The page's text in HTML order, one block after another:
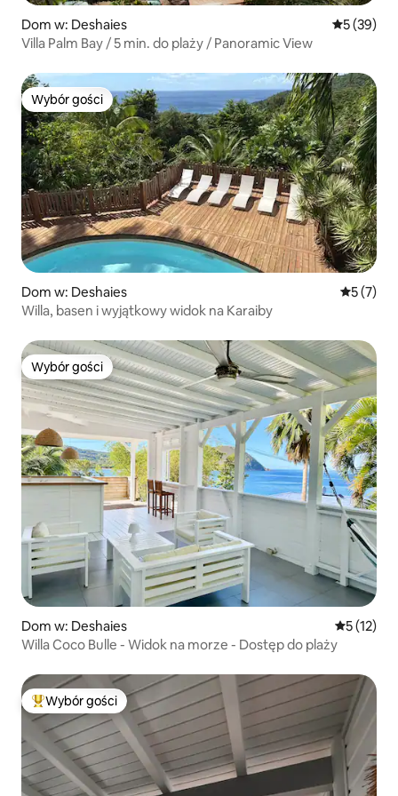
Dom w: Deshaies Średnia
5 (39)
Villa Palm Bay / 5 min. do plaży / Panoramic View
Wybór gości
Wybór gości
Dom w: Deshaies Średnia
5 (7)
Willa, basen i wyjątkowy widok na Karaiby
Wybór gości
Wybór gości
Dom w: Deshaies Średnia
5 (12)
Willa Coco Bulle - Widok na morze - Dostęp do plaży
Najpopularniejsze z kategorii Wybór gości
Wybór gości